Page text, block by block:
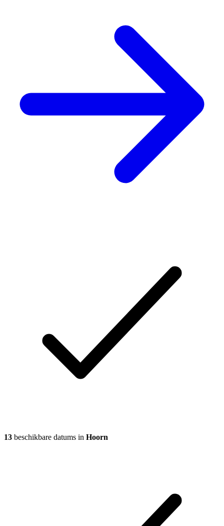
13 beschikbare datums in Hoorn